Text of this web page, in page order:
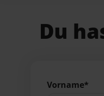
Du
Vorname*